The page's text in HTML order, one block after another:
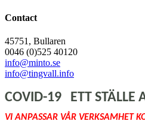
Contact
45751, Bullaren
0046 (0)525 40120
info@minto.se
info@tingvall.info
COVID-19 ETT STÄLLE
VI ANPASSAR VÅR VERKSAMHET